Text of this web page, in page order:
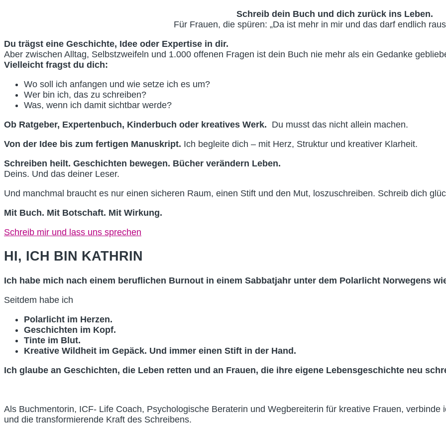
Schreib dein Buch und dich zurück ins Leben.
Für Frauen, die spüren: „Da ist mehr in mir und das darf endlich
Du trägst eine Geschichte, Idee oder Expertise in dir.
Aber zwischen Alltag, Selbstzweifeln und 1.000 offenen Fragen ist dein Buch nie mehr als ein Gedanke
Vielleicht fragst du dich:
Wo soll ich anfangen und wie setze ich es um?
Wer bin ich, das zu schreiben?
Was, wenn ich damit sichtbar werde?
Ob Ratgeber, Expertenbuch, Kinderbuch oder kreatives Werk. Du musst das nicht allein machen.
Von der Idee bis zum fertigen Manuskript. Ich begleite dich – mit Herz, Struktur und kreativer Klarheit.
Schreiben heilt. Geschichten bewegen. Bücher verändern Leben.
Deins. Und das deiner Leser.
Und manchmal braucht es nur einen sicheren Raum, einen Stift und den Mut, loszuschreiben. Schreib dich
Mit Buch. Mit Botschaft. Mit Wirkung.
Schreib mir und lass uns sprechen
HI, ICH BIN KATHRIN
Ich habe mich nach einem beruflichen Burnout in einem Sabbatjahr unter dem Polarlicht Norwegens
Seitdem habe ich
Polarlicht im Herzen.
Geschichten im Kopf.
Tinte im Blut.
Kreative Wildheit im Gepäck. Und immer einen Stift in der Hand.
Ich glaube an Geschichten, die Leben retten und an Frauen, die ihre eigene Lebensgeschichte neu
Als Buchmentorin, ICF- Life Coach, Psychologische Beraterin und Wegbereiterin für kreative Frauen,
und die transformierende Kraft des Schreibens.